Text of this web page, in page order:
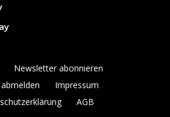
Newsletter abonnieren
Impressum
AGB